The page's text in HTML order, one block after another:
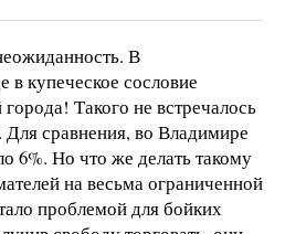
В
в купеческое сословие
Такого не встречалось
сравнения, во Владимире
6%. Но что же делать такому
на весьма ограниченной
проблемой для бойких